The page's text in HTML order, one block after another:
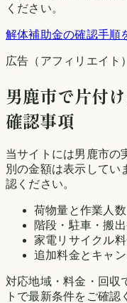
ください。
解体補助金の確認手順
広告（アフィリエイト）
男鹿市で片付
確認事項
当サイトには男鹿市の
別の金額は表示してい
認ください。
荷物量と作業人数
階段・駐車・搬
家電リサイクル
追加料金とキャ
対応地域・料金・回収
トで最新条件をご確認